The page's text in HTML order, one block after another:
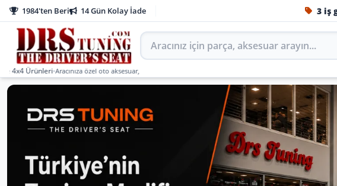
1984'ten Beri 14 Gün Kolay İade
3 iş
1984'ten beri
Aracınız için parça arayın
•Aracınıza özel oto aksesuar, body kit, tuning, SUV, pickup ve off-road ürünlerini DRS Tuning’de